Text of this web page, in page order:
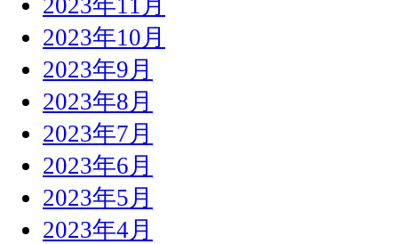
2023年10月
2023年9月
2023年8月
2023年7月
2023年6月
2023年5月
2023年4月